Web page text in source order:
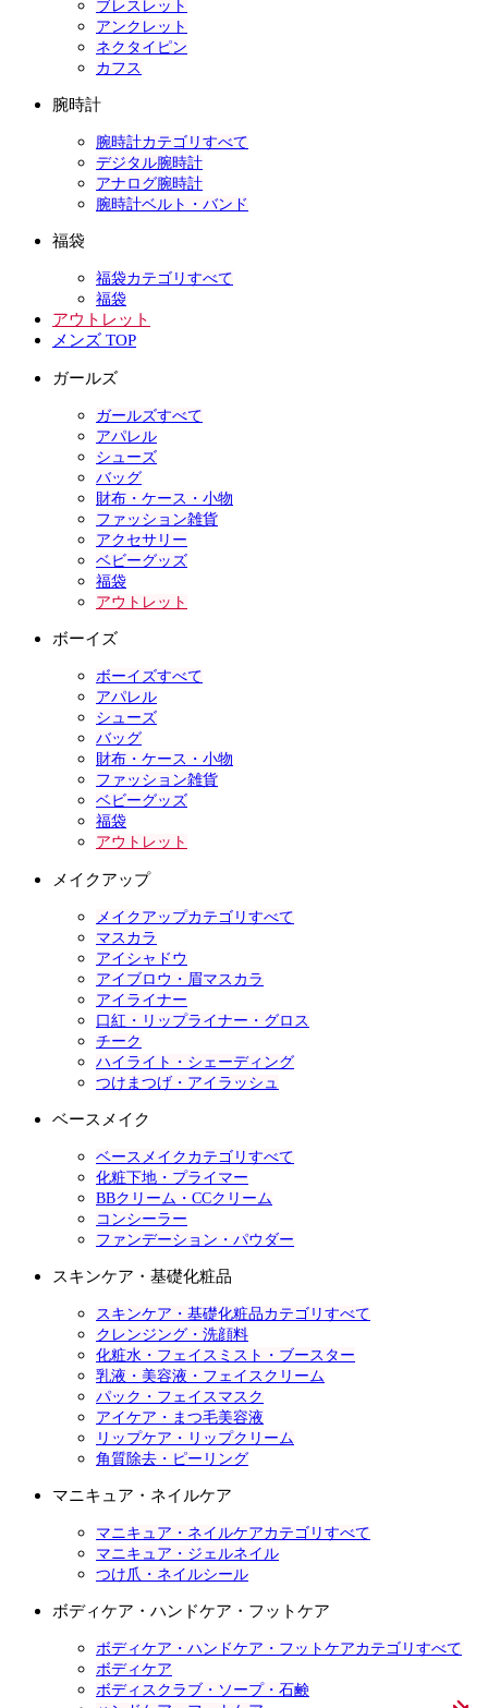
ブレスレット
アンクレット
ネクタイピン
カフス
腕時計
腕時計カテゴリすべて
デジタル腕時計
アナログ腕時計
腕時計ベルト・バンド
福袋
福袋カテゴリすべて
福袋
アウトレット
メンズ TOP
ガールズ
ガールズすべて
アパレル
シューズ
バッグ
財布・ケース・小物
ファッション雑貨
アクセサリー
ベビーグッズ
福袋
アウトレット
ボーイズ
ボーイズすべて
アパレル
シューズ
バッグ
財布・ケース・小物
ファッション雑貨
ベビーグッズ
福袋
アウトレット
メイクアップ
メイクアップカテゴリすべて
マスカラ
アイシャドウ
アイブロウ・眉マスカラ
アイライナー
口紅・リップライナー・グロス
チーク
ハイライト・シェーディング
つけまつげ・アイラッシュ
ベースメイク
ベースメイクカテゴリすべて
化粧下地・プライマー
BBクリーム・CCクリーム
コンシーラー
ファンデーション・パウダー
スキンケア・基礎化粧品
スキンケア・基礎化粧品カテゴリすべて
クレンジング・洗顔料
化粧水・フェイスミスト・ブースター
乳液・美容液・フェイスクリーム
パック・フェイスマスク
アイケア・まつ毛美容液
リップケア・リップクリーム
角質除去・ピーリング
マニキュア・ネイルケア
マニキュア・ネイルケアカテゴリすべて
マニキュア・ジェルネイル
つけ爪・ネイルシール
ボディケア・ハンドケア・フットケア
ボディケア・ハンドケア・フットケアカテゴリすべて
ボディケア
ボディスクラブ・ソープ・石鹸